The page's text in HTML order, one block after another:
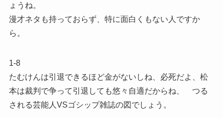
ょうね。
漫才ネタも持っておらず、特に面白くもない人ですか
ら。
1-8
たむけんは引退できるほど金がないしね、必死だよ、松
本は裁判で争って引退しても悠々自適だからね、 つる
される芸能人VSゴシップ雑誌の図でしょう。